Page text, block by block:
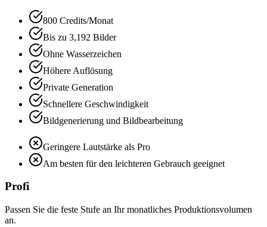
800 Credits/Monat
Bis zu 3,192 Bilder
Ohne Wasserzeichen
Höhere Auflösung
Private Generation
Schnellere Geschwindigkeit
Bildgenerierung und Bildbearbeitung
Geringere Lautstärke als Pro
Am besten für den leichteren Gebrauch geeignet
Profi
Passen Sie die feste Stufe an Ihr monatliches Produktionsvolumen
an.